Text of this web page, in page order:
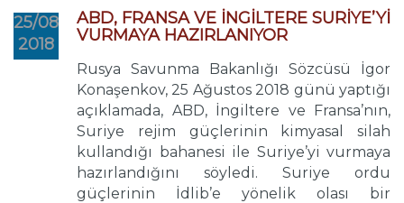
25/08
2018
ABD, FRANSA VE İNGİLTERE SURİYE’Yİ
VURMAYA HAZIRLANIYOR
Rusya Savunma Bakanlığı Sözcüsü İgor
Konaşenkov, 25 Ağustos 2018 günü yaptığı
açıklamada, ABD, İngiltere ve Fransa’nın,
Suriye rejim güçlerinin kimyasal silah
kullandığı bahanesi ile Suriye’yi vurmaya
hazırlandığını söyledi. Suriye ordu
güçlerinin İdlib’e yönelik olası bir